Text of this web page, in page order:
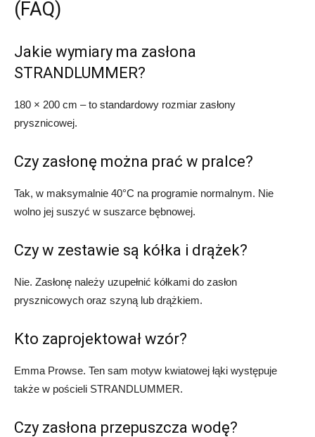
(FAQ)
Jakie wymiary ma zasłona
STRANDLUMMER?
180 × 200 cm – to standardowy rozmiar zasłony
prysznicowej.
Czy zasłonę można prać w pralce?
Tak, w maksymalnie 40°C na programie normalnym. Nie
wolno jej suszyć w suszarce bębnowej.
Czy w zestawie są kółka i drążek?
Nie. Zasłonę należy uzupełnić kółkami do zasłon
prysznicowych oraz szyną lub drążkiem.
Kto zaprojektował wzór?
Emma Prowse. Ten sam motyw kwiatowej łąki występuje
także w pościeli STRANDLUMMER.
Czy zasłona przepuszcza wodę?